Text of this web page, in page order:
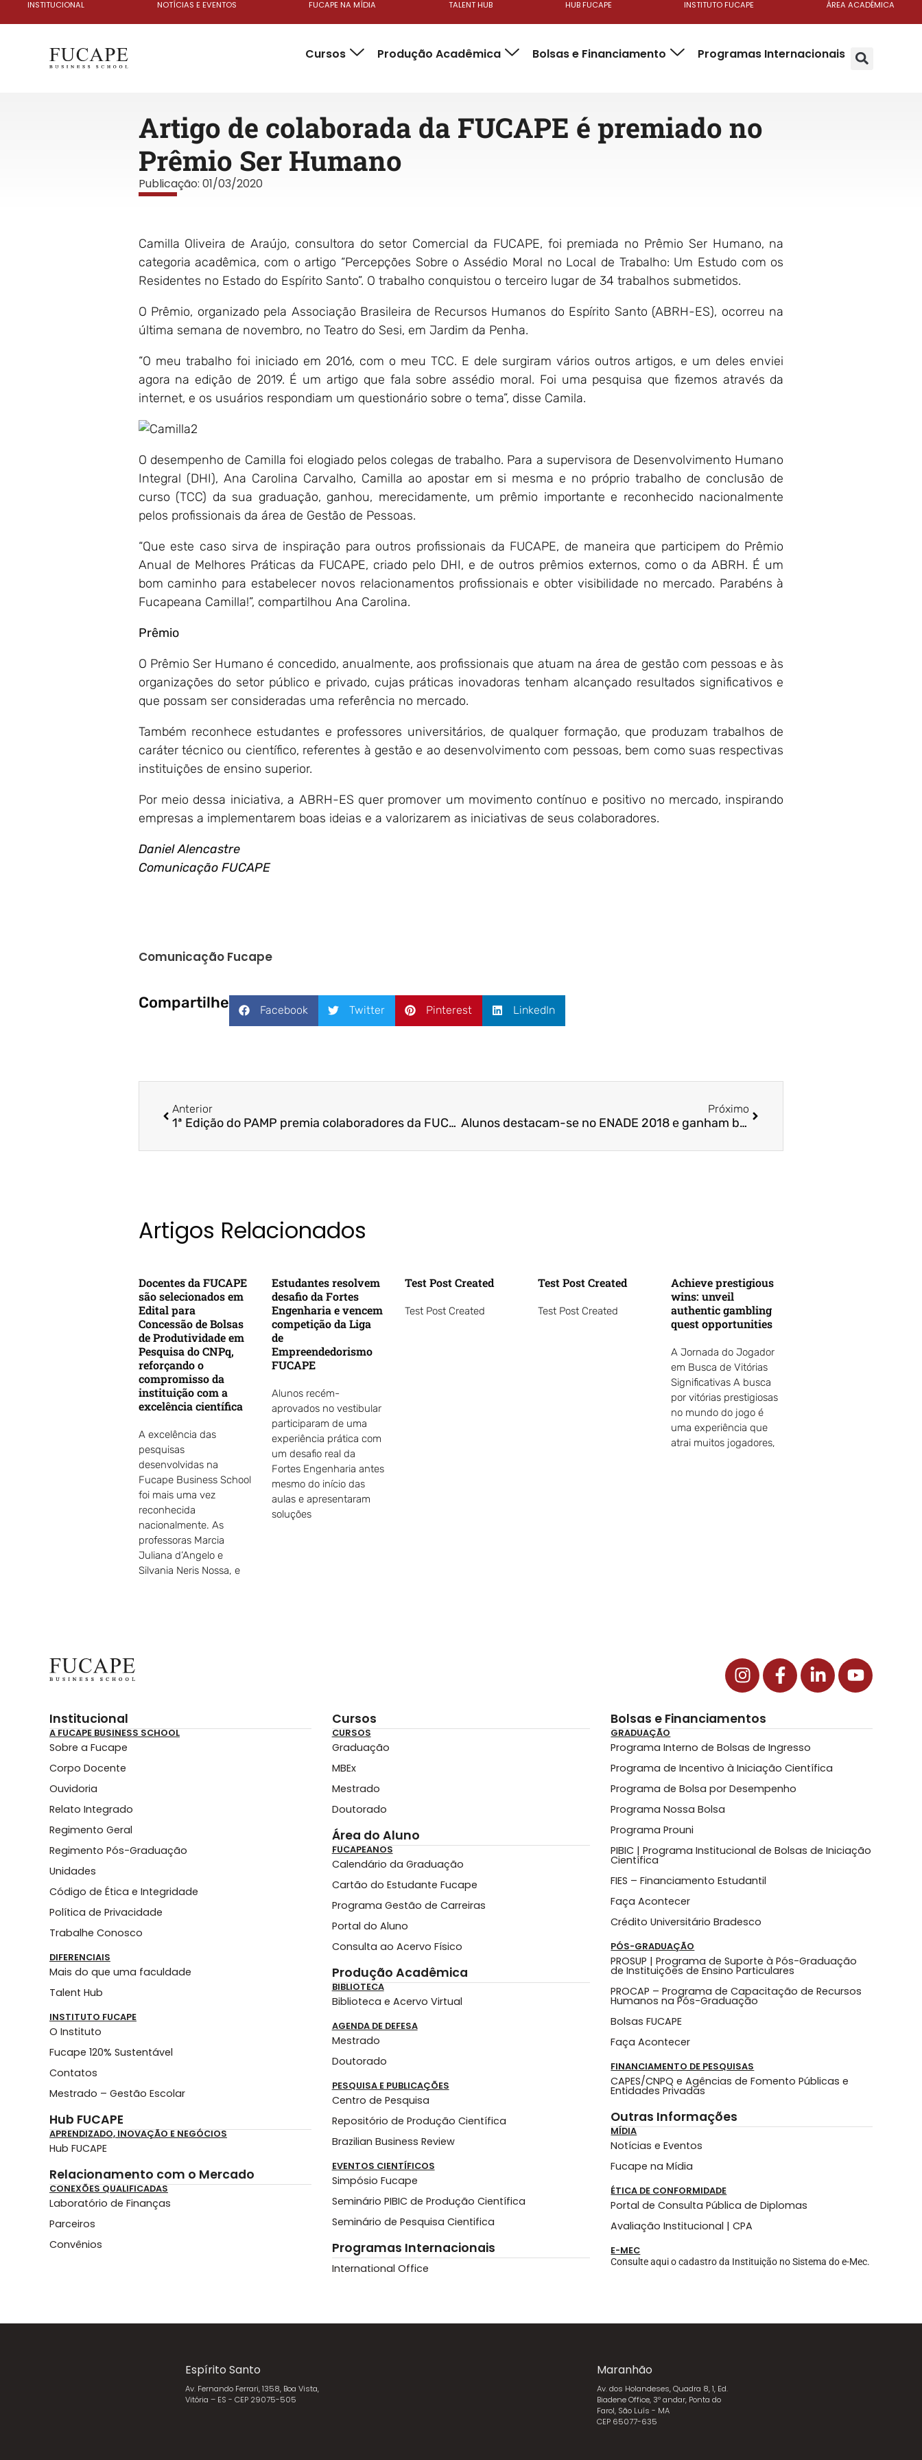
INSTITUCIONAL NOTÍCIAS E EVENTOS FUCAPE NA MÍDIA TALENT HUB HUB FUCAPE INSTITUTO FUCAPE ÁREA ACADÊMICA
Cursos Produção Acadêmica Bolsas e Financiamento Programas Internacionais
Artigo de colaborada da FUCAPE é premiado no
Prêmio Ser Humano
Publicação: 01/03/2020
Camilla Oliveira de Araújo, consultora do setor Comercial da FUCAPE, foi premiada no Prêmio Ser Humano, na
categoria acadêmica, com o artigo “Percepções Sobre o Assédio Moral no Local de Trabalho: Um Estudo com os
Residentes no Estado do Espírito Santo”. O trabalho conquistou o terceiro lugar de 34 trabalhos submetidos.
O Prêmio, organizado pela Associação Brasileira de Recursos Humanos do Espírito Santo (ABRH-ES), ocorreu na
última semana de novembro, no Teatro do Sesi, em Jardim da Penha.
“O meu trabalho foi iniciado em 2016, com o meu TCC. E dele surgiram vários outros artigos, e um deles enviei
agora na edição de 2019. É um artigo que fala sobre assédio moral. Foi uma pesquisa que fizemos através da
internet, e os usuários respondiam um questionário sobre o tema”, disse Camila.
O desempenho de Camilla foi elogiado pelos colegas de trabalho. Para a supervisora de Desenvolvimento Humano
Integral (DHI), Ana Carolina Carvalho, Camilla ao apostar em si mesma e no próprio trabalho de conclusão de
curso (TCC) da sua graduação, ganhou, merecidamente, um prêmio importante e reconhecido nacionalmente
pelos profissionais da área de Gestão de Pessoas.
“Que este caso sirva de inspiração para outros profissionais da FUCAPE, de maneira que participem do Prêmio
Anual de Melhores Práticas da FUCAPE, criado pelo DHI, e de outros prêmios externos, como o da ABRH. É um
bom caminho para estabelecer novos relacionamentos profissionais e obter visibilidade no mercado. Parabéns à
Fucapeana Camilla!”, compartilhou Ana Carolina.
Prêmio
O Prêmio Ser Humano é concedido, anualmente, aos profissionais que atuam na área de gestão com pessoas e às
organizações do setor público e privado, cujas práticas inovadoras tenham alcançado resultados significativos e
que possam ser consideradas uma referência no mercado.
Também reconhece estudantes e professores universitários, de qualquer formação, que produzam trabalhos de
caráter técnico ou científico, referentes à gestão e ao desenvolvimento com pessoas, bem como suas respectivas
instituições de ensino superior.
Por meio dessa iniciativa, a ABRH-ES quer promover um movimento contínuo e positivo no mercado, inspirando
empresas a implementarem boas ideias e a valorizarem as iniciativas de seus colaboradores.
Daniel Alencastre
Comunicação FUCAPE
Comunicação Fucape
Compartilhe Facebook Twitter Pinterest LinkedIn
Anterior
1ª Edição do PAMP premia colaboradores da FUCAPE
Próximo
Alunos destacam-se no ENADE 2018 e ganham bolsas de estudos em pós-graduação da FUCAPE
Artigos Relacionados
Docentes da FUCAPE
são selecionados em
Edital para
Concessão de Bolsas
de Produtividade em
Pesquisa do CNPq,
reforçando o
compromisso da
instituição com a
excelência científica
A excelência das
pesquisas
desenvolvidas na
Fucape Business School
foi mais uma vez
reconhecida
nacionalmente. As
professoras Marcia
Juliana d’Angelo e
Silvania Neris Nossa, e
Estudantes resolvem
desafio da Fortes
Engenharia e vencem
competição da Liga
de
Empreendedorismo
FUCAPE
Alunos recém-
aprovados no vestibular
participaram de uma
experiência prática com
um desafio real da
Fortes Engenharia antes
mesmo do início das
aulas e apresentaram
soluções
Test Post Created
Test Post Created
Test Post Created
Test Post Created
Achieve prestigious
wins: unveil
authentic gambling
quest opportunities
A Jornada do Jogador
em Busca de Vitórias
Significativas A busca
por vitórias prestigiosas
no mundo do jogo é
uma experiência que
atrai muitos jogadores,
Institucional
A FUCAPE BUSINESS SCHOOL
Sobre a Fucape
Corpo Docente
Ouvidoria
Relato Integrado
Regimento Geral
Regimento Pós-Graduação
Unidades
Código de Ética e Integridade
Política de Privacidade
Trabalhe Conosco
DIFERENCIAIS
Mais do que uma faculdade
Talent Hub
INSTITUTO FUCAPE
O Instituto
Fucape 120% Sustentável
Contatos
Mestrado – Gestão Escolar
Hub FUCAPE
APRENDIZADO, INOVAÇÃO E NEGÓCIOS
Hub FUCAPE
Relacionamento com o Mercado
CONEXÕES QUALIFICADAS
Laboratório de Finanças
Parceiros
Convênios
Cursos
CURSOS
Graduação
MBEx
Mestrado
Doutorado
Área do Aluno
FUCAPEANOS
Calendário da Graduação
Cartão do Estudante Fucape
Programa Gestão de Carreiras
Portal do Aluno
Consulta ao Acervo Físico
Produção Acadêmica
BIBLIOTECA
Biblioteca e Acervo Virtual
AGENDA DE DEFESA
Mestrado
Doutorado
PESQUISA E PUBLICAÇÕES
Centro de Pesquisa
Repositório de Produção Científica
Brazilian Business Review
EVENTOS CIENTÍFICOS
Simpósio Fucape
Seminário PIBIC de Produção Científica
Seminário de Pesquisa Cientifica
Programas Internacionais
International Office
Bolsas e Financiamentos
GRADUAÇÃO
Programa Interno de Bolsas de Ingresso
Programa de Incentivo à Iniciação Científica
Programa de Bolsa por Desempenho
Programa Nossa Bolsa
Programa Prouni
PIBIC | Programa Institucional de Bolsas de Iniciação
Científica
FIES – Financiamento Estudantil
Faça Acontecer
Crédito Universitário Bradesco
PÓS-GRADUAÇÃO
PROSUP | Programa de Suporte à Pós-Graduação
de Instituições de Ensino Particulares
PROCAP – Programa de Capacitação de Recursos
Humanos na Pós-Graduação
Bolsas FUCAPE
Faça Acontecer
FINANCIAMENTO DE PESQUISAS
CAPES/CNPQ e Agências de Fomento Públicas e
Entidades Privadas
Outras Informações
MÍDIA
Notícias e Eventos
Fucape na Mídia
ÉTICA DE CONFORMIDADE
Portal de Consulta Pública de Diplomas
Avaliação Institucional | CPA
E-MEC
Consulte aqui o cadastro da Instituição no Sistema do e-Mec.
Espírito Santo
Av. Fernando Ferrari, 1358, Boa Vista,
Vitória – ES - CEP 29075-505
Maranhão
Av. dos Holandeses, Quadra 8, 1, Ed.
Biadene Office, 3º andar, Ponta do
Farol, São Luís - MA
CEP 65077-635